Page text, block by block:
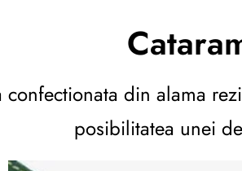
confectionata din alama
posibilitatea unei